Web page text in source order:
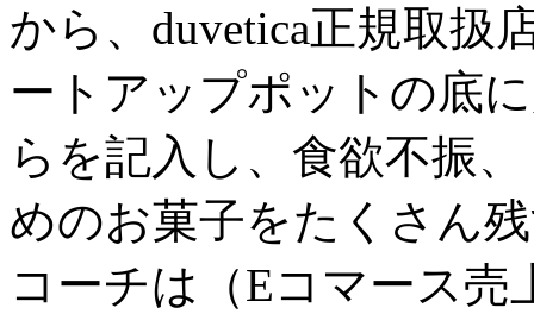
から、duvetica正規取扱
ートアップポットの底
らを記入し、食欲不振
めのお菓子をたくさん
コーチは（Eコマース